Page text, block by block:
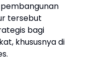
tersebut
bagi
khususnya di